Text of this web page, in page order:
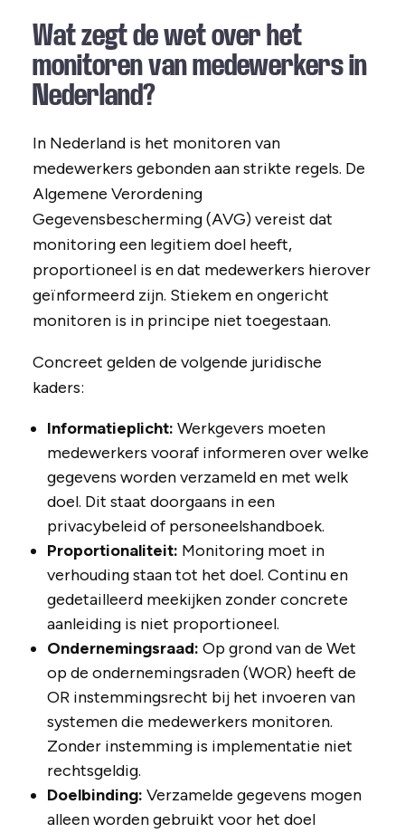
Wat zegt de wet over het
monitoren van medewerkers in
Nederland?
In Nederland is het monitoren van
medewerkers gebonden aan strikte regels. De
Algemene Verordening
Gegevensbescherming (AVG) vereist dat
monitoring een legitiem doel heeft,
proportioneel is en dat medewerkers hierover
geïnformeerd zijn. Stiekem en ongericht
monitoren is in principe niet toegestaan.
Concreet gelden de volgende juridische
kaders:
Informatieplicht: Werkgevers moeten
medewerkers vooraf informeren over welke
gegevens worden verzameld en met welk
doel. Dit staat doorgaans in een
privacybeleid of personeelshandboek.
Proportionaliteit: Monitoring moet in
verhouding staan tot het doel. Continu en
gedetailleerd meekijken zonder concrete
aanleiding is niet proportioneel.
Ondernemingsraad: Op grond van de Wet
op de ondernemingsraden (WOR) heeft de
OR instemmingsrecht bij het invoeren van
systemen die medewerkers monitoren.
Zonder instemming is implementatie niet
rechtsgeldig.
Doelbinding: Verzamelde gegevens mogen
alleen worden gebruikt voor het doel